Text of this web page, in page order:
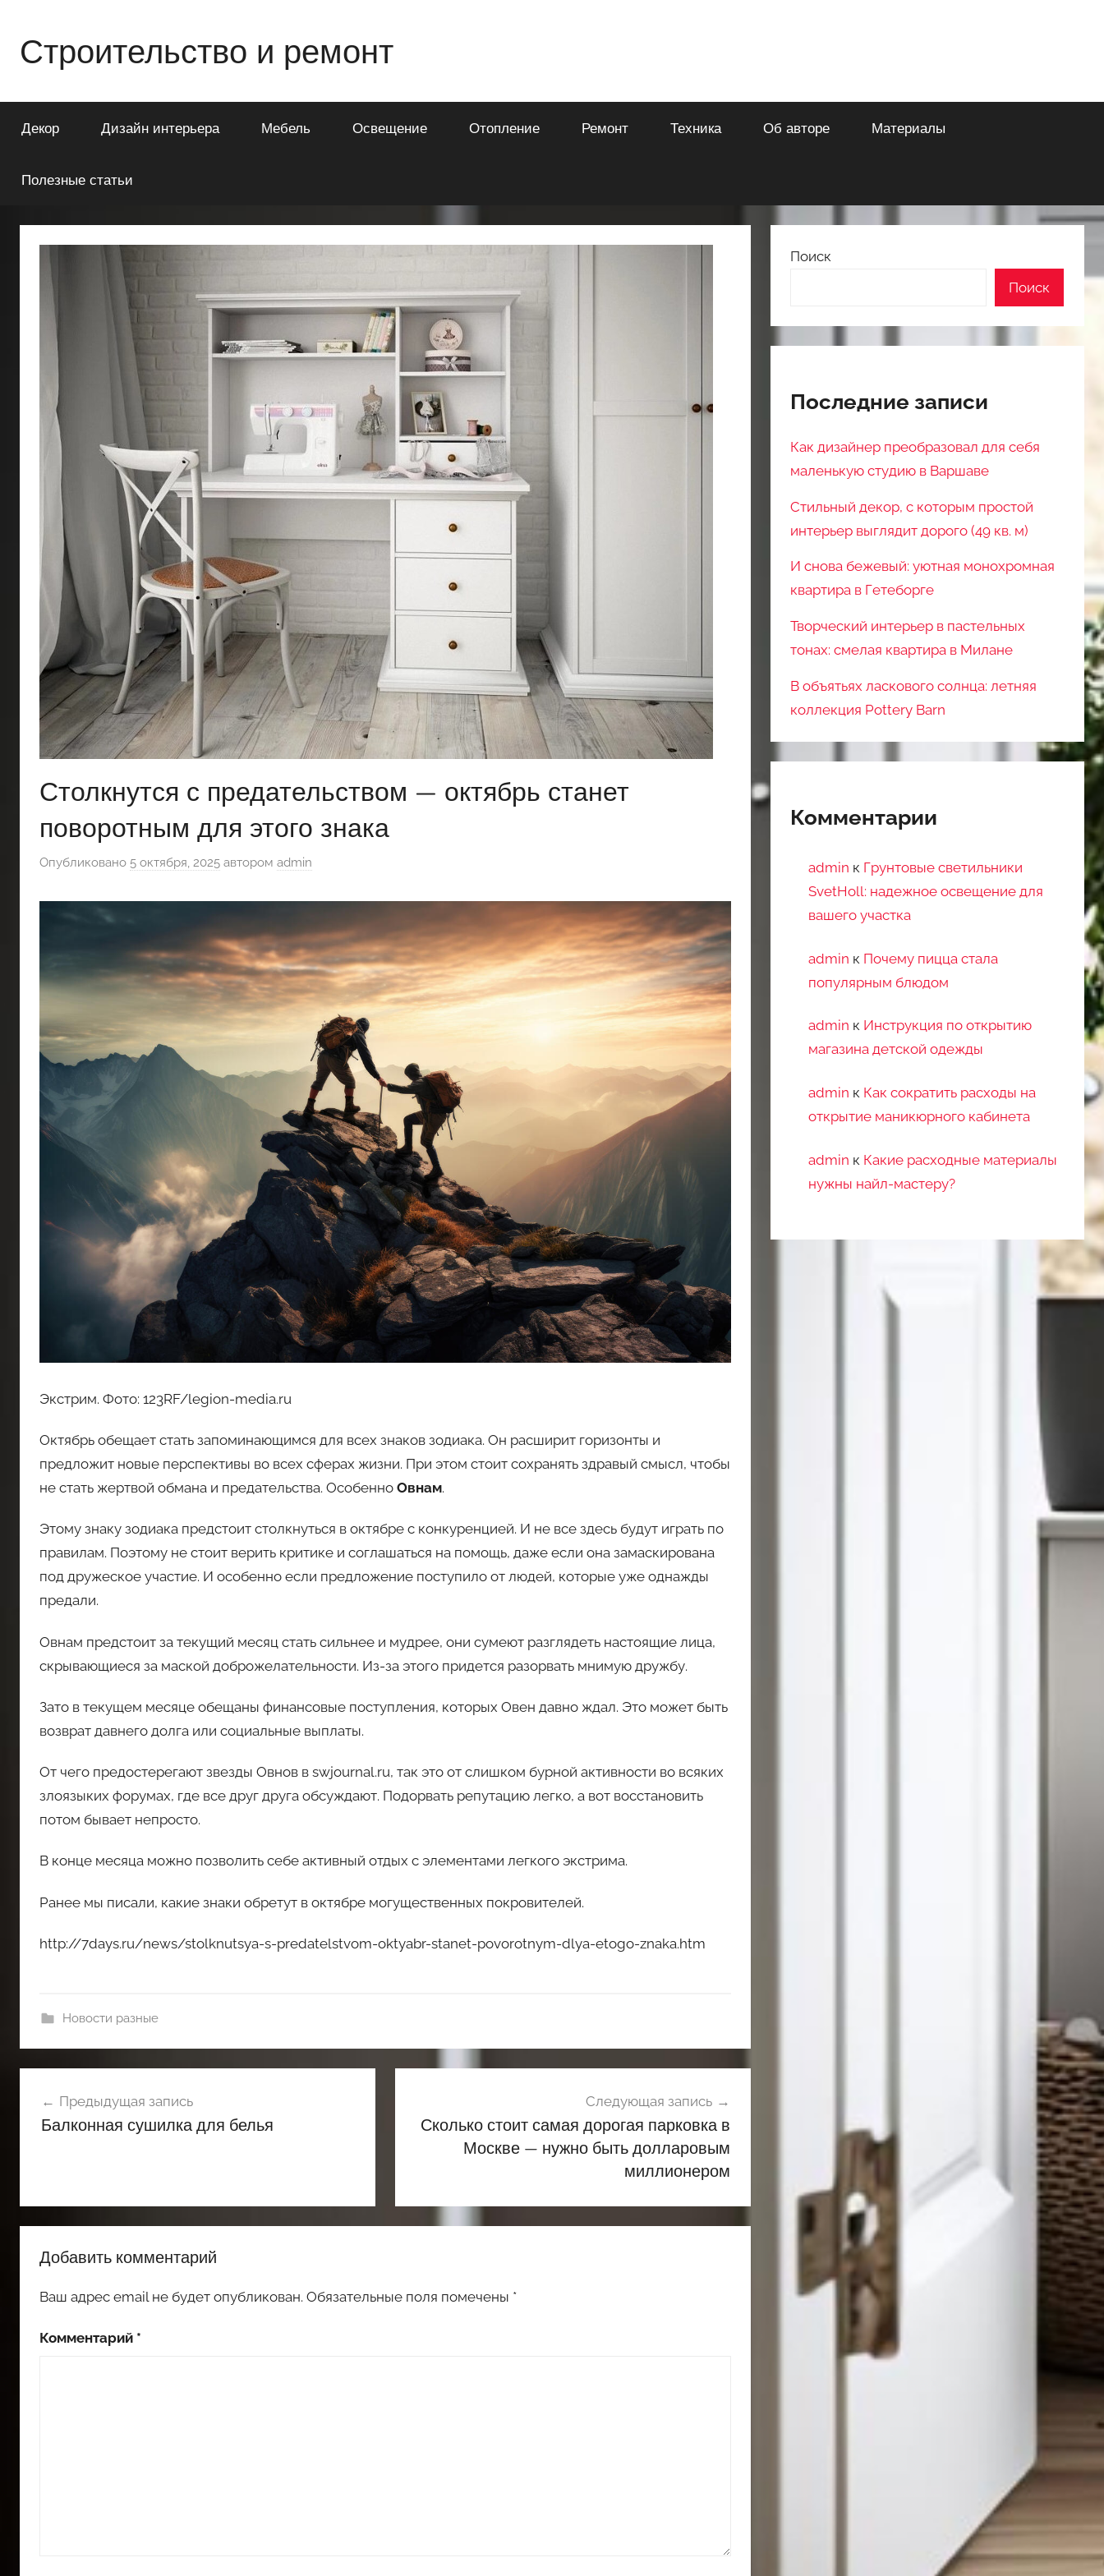
содержимому
Строительство и ремонт
о
строительстве
Декор Дизайн интерьера Мебель Освещение Отопление Ремонт Техника Об авторе Материалы
Полезные статьи
Столкнутся с предательством — октябрь станет
поворотным для этого знака
Опубликовано 5 октября, 2025 автором admin
Экстрим. Фото: 123RF/legion-media.ru
Октябрь обещает стать запоминающимся для всех знаков зодиака. Он расширит горизонты и
предложит новые перспективы во всех сферах жизни. При этом стоит сохранять здравый смысл, чтобы
не стать жертвой обмана и предательства. Особенно Овнам.
Этому знаку зодиака предстоит столкнуться в октябре с конкуренцией. И не все здесь будут играть по
правилам. Поэтому не стоит верить критике и соглашаться на помощь, даже если она замаскирована
под дружеское участие. И особенно если предложение поступило от людей, которые уже однажды
предали.
Овнам предстоит за текущий месяц стать сильнее и мудрее, они сумеют разглядеть настоящие лица,
скрывающиеся за маской доброжелательности. Из-за этого придется разорвать мнимую дружбу.
Зато в текущем месяце обещаны финансовые поступления, которых Овен давно ждал. Это может быть
возврат давнего долга или социальные выплаты.
От чего предостерегают звезды Овнов в swjournal.ru, так это от слишком бурной активности во всяких
злоязыких форумах, где все друг друга обсуждают. Подорвать репутацию легко, а вот восстановить
потом бывает непросто.
В конце месяца можно позволить себе активный отдых с элементами легкого экстрима.
Ранее мы писали, какие знаки обретут в октябре могущественных покровителей.
http://7days.ru/news/stolknutsya-s-predatelstvom-oktyabr-stanet-povorotnym-dlya-etogo-znaka.htm
Новости разные
по
Предыдущая запись
Балконная сушилка для белья
Следующая запись
Сколько стоит самая дорогая парковка в
Москве — нужно быть долларовым
миллионером
Добавить комментарий
Ваш адрес email не будет опубликован. Обязательные поля помечены *
Комментарий *
Поиск
Поиск
Последние записи
Как дизайнер преобразовал для себя
маленькую студию в Варшаве
Стильный декор, с которым простой
интерьер выглядит дорого (49 кв. м)
И снова бежевый: уютная монохромная
квартира в Гетеборге
Творческий интерьер в пастельных
тонах: смелая квартира в Милане
В объятьях ласкового солнца: летняя
коллекция Pottery Barn
Комментарии
admin к Грунтовые светильники
SvetHoll: надежное освещение для
вашего участка
admin к Почему пицца стала
популярным блюдом
admin к Инструкция по открытию
магазина детской одежды
admin к Как сократить расходы на
открытие маникюрного кабинета
admin к Какие расходные материалы
нужны найл-мастеру?